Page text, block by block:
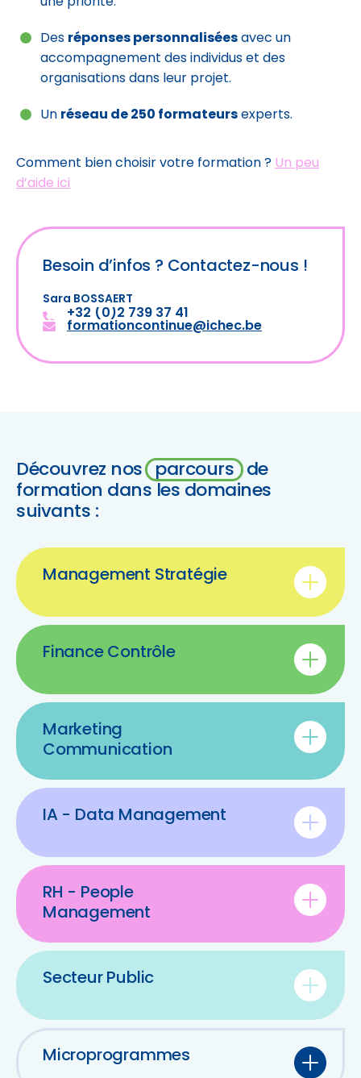
Des réponses personnalisées avec un
accompagnement des individus et des
organisations dans leur projet.
Un réseau de 250 formateurs experts.
Comment bien choisir votre formation ? Un peu
d’aide ici
Besoin d’infos ? Contactez-nous !
Sara BOSSAERT
+32 (0)2 739 37 41
formationcontinue@ichec.be
Découvrez nos parcours de
formation dans les domaines
suivants :
Management Stratégie
Finance Contrôle
Marketing
Communication
IA - Data Management
RH - People
Management
Secteur Public
Microprogrammes